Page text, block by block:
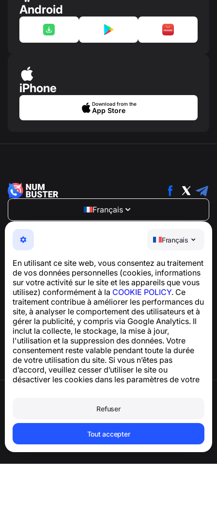
Français
En utilisant ce site web, vous consentez au traitement
de vos données personnelles (cookies, informations
sur votre activité sur le site et les appareils que vous
utilisez) conformément à la COOKIE POLICY. Ce
traitement contribue à améliorer les performances du
site, à analyser le comportement des utilisateurs et à
gérer la publicité, y compris via Google Analytics. Il
inclut la collecte, le stockage, la mise à jour,
l'utilisation et la suppression des données. Votre
consentement reste valable pendant toute la durée
de votre utilisation du site. Si vous n’êtes pas
d’accord, veuillez cesser d’utiliser le site ou
désactiver les cookies dans les paramètres de votre
Refuser
Tout accepter
Android
iPhone
Download from the
App Store
Français
NumBuster © 2013—2026 ·
Une application facile à utiliser qui vous protège contre
les arnaques téléphoniques, le spam et les messages
Pour toute question concernant la conformité au RGPD :
support@numbuster.com
Centre d’aide
Actualités et articles
À propos du projet
Contacts
Politique relative aux cookies
Supprimer le compte et les données